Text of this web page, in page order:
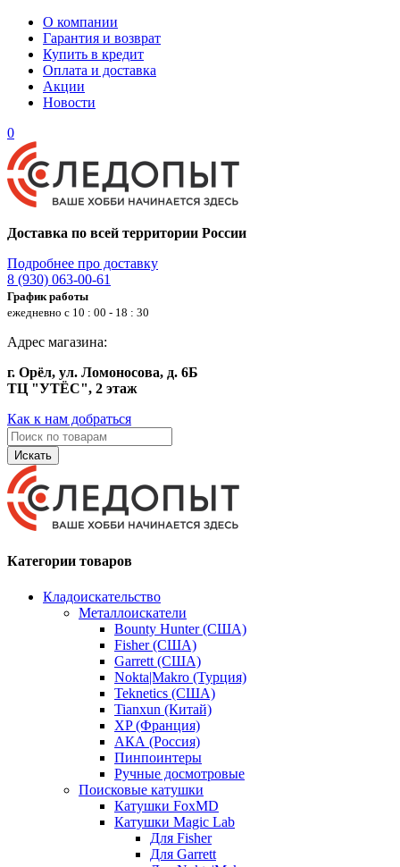
О компании
Гарантия и возврат
Купить в кредит
Оплата и доставка
Акции
Новости
0
Доставка по всей территории России
Подробнее про доставку
8 (930) 063-00-61
График работы
ежедневно с 10 : 00 - 18 : 30
Адрес магазина:
г. Орёл, ул. Ломоносова, д. 6Б
ТЦ "УТЁС", 2 этаж
Как к нам добраться
Искать
Категории товаров
Кладоискательство
Металлоискатели
Bounty Hunter (США)
Fisher (США)
Garrett (США)
Nokta|Makro (Турция)
Teknetics (США)
Tianxun (Китай)
XP (Франция)
АКА (Россия)
Пинпоинтеры
Ручные досмотровые
Поисковые катушки
Катушки FoxMD
Катушки Magic Lab
Для Fisher
Для Garrett